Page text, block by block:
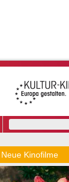
Neue Kinofilme